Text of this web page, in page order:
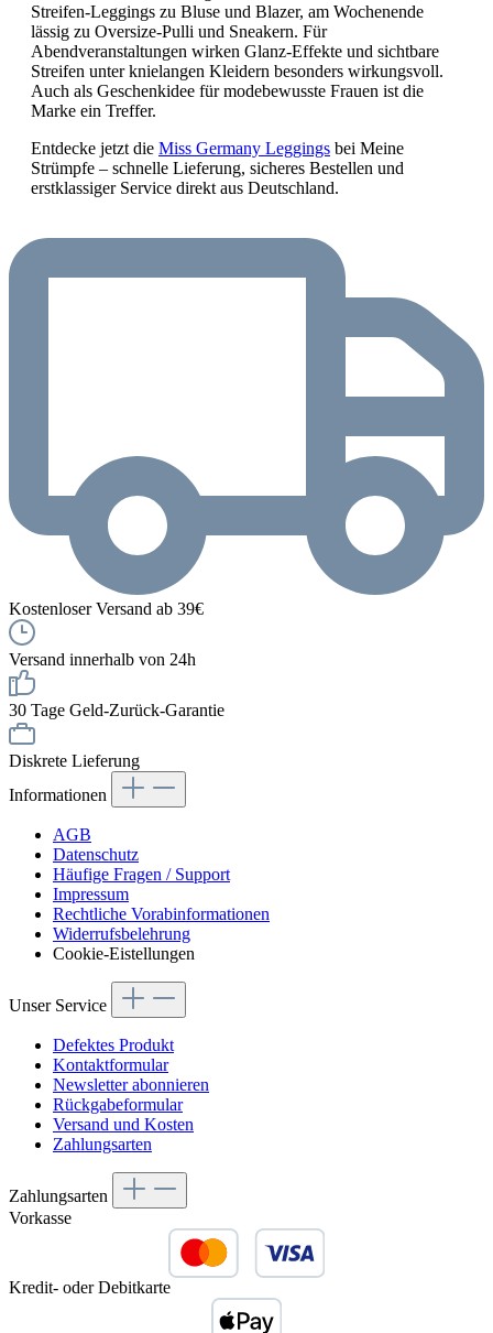
Streifen-Leggings zu Bluse und Blazer, am Wochenende
lässig zu Oversize-Pulli und Sneakern. Für
Abendveranstaltungen wirken Glanz-Effekte und sichtbare
Streifen unter knielangen Kleidern besonders wirkungsvoll.
Auch als Geschenkidee für modebewusste Frauen ist die
Marke ein Treffer.
Entdecke jetzt die Miss Germany Leggings bei Meine
Strümpfe – schnelle Lieferung, sicheres Bestellen und
erstklassiger Service direkt aus Deutschland.
Kostenloser Versand ab 39€
Versand innerhalb von 24h
30 Tage Geld-Zurück-Garantie
Diskrete Lieferung
Informationen
AGB
Datenschutz
Häufige Fragen / Support
Impressum
Rechtliche Vorabinformationen
Widerrufsbelehrung
Cookie-Eistellungen
Unser Service
Defektes Produkt
Kontaktformular
Newsletter abonnieren
Rückgabeformular
Versand und Kosten
Zahlungsarten
Zahlungsarten
Vorkasse
Kredit- oder Debitkarte